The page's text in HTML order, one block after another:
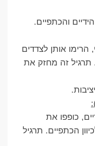
והכתפיים.
הרימו אותן לצדדים
תרגיל זה מחזק את
כופפו את
הכתפיים. תרגיל